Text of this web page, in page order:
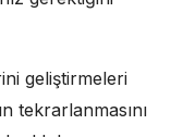
geliştirmeleri
tekrarlanmasını